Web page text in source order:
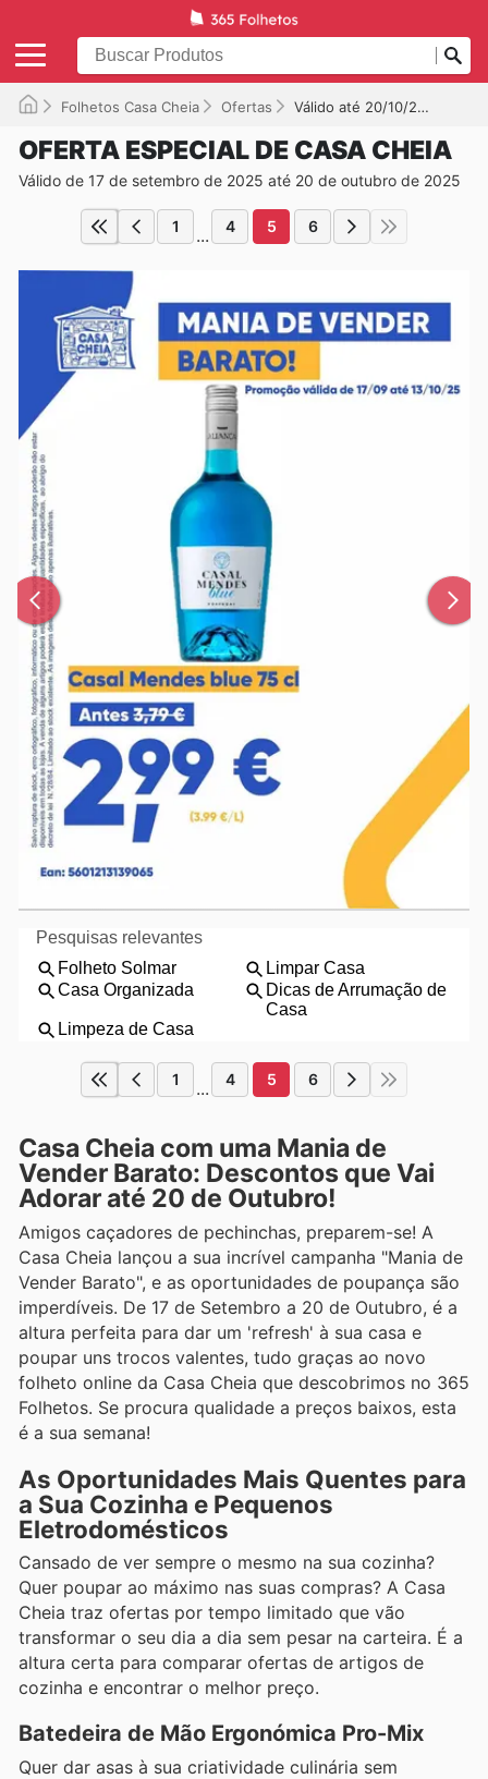
Folhetos Casa Cheia Ofertas Válido até 20/10/2025
OFERTA ESPECIAL DE CASA CHEIA
Válido de 17 de setembro de 2025 até 20 de outubro de 2025
1 ... 4 5 6
1 ... 4 5 6
Casa Cheia com uma Mania de
Vender Barato: Descontos que Vai
Adorar até 20 de Outubro!
Amigos caçadores de pechinchas, preparem-se! A
Casa Cheia lançou a sua incrível campanha "Mania de
Vender Barato", e as oportunidades de poupança são
imperdíveis. De 17 de Setembro a 20 de Outubro, é a
altura perfeita para dar um 'refresh' à sua casa e
poupar uns trocos valentes, tudo graças ao novo
folheto online da Casa Cheia que descobrimos no 365
Folhetos. Se procura qualidade a preços baixos, esta
é a sua semana!
As Oportunidades Mais Quentes para
a Sua Cozinha e Pequenos
Eletrodomésticos
Cansado de ver sempre o mesmo na sua cozinha?
Quer poupar ao máximo nas suas compras? A Casa
Cheia traz ofertas por tempo limitado que vão
transformar o seu dia a dia sem pesar na carteira. É a
altura certa para comparar ofertas de artigos de
cozinha e encontrar o melhor preço.
Batedeira de Mão Ergonómica Pro-Mix
Quer dar asas à sua criatividade culinária sem